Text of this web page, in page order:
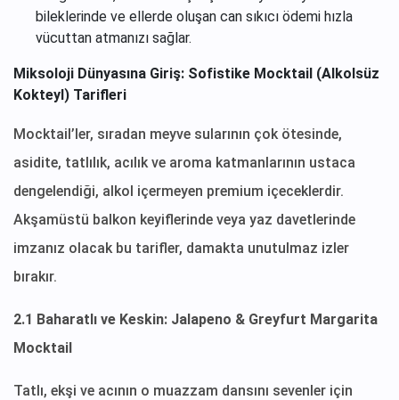
bileklerinde ve ellerde oluşan can sıkıcı ödemi hızla
vücuttan atmanızı sağlar.
Miksoloji Dünyasına Giriş: Sofistike Mocktail (Alkolsüz
Kokteyl) Tarifleri
Mocktail’ler, sıradan meyve sularının çok ötesinde,
asidite, tatlılık, acılık ve aroma katmanlarının ustaca
dengelendiği, alkol içermeyen premium içeceklerdir.
Akşamüstü balkon keyiflerinde veya yaz davetlerinde
imzanız olacak bu tarifler, damakta unutulmaz izler
bırakır.
2.1 Baharatlı ve Keskin: Jalapeno & Greyfurt Margarita
Mocktail
Tatlı, ekşi ve acının o muazzam dansını sevenler için